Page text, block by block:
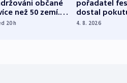
občané
než 50 zemí.
na straně
20h
pořadatel
dostal
nekalé
4. 8. 2026